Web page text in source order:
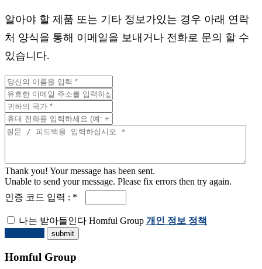
알아야 할 제품 또는 기타 정보가있는 경우 아래 연락
처 양식을 통해 이메일을 보내거나 전화로 문의 할 수
있습니다.
Thank you! Your message has been sent.
Unable to send your message. Please fix errors then try again.
인증 코드 입력 : *
나는 받아들인다 Homful Group 개인 정보 정책
Homful Group